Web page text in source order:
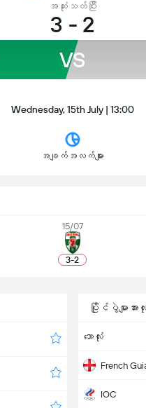
အဆုံးသတ်ပြီး
3 - 2
VS
Wednesday, 15th July | 13:00
အချက်အလက်များ
15/07
3-2
ပြိုင်ပွဲများအား
ဘောလုံး
French
IOC